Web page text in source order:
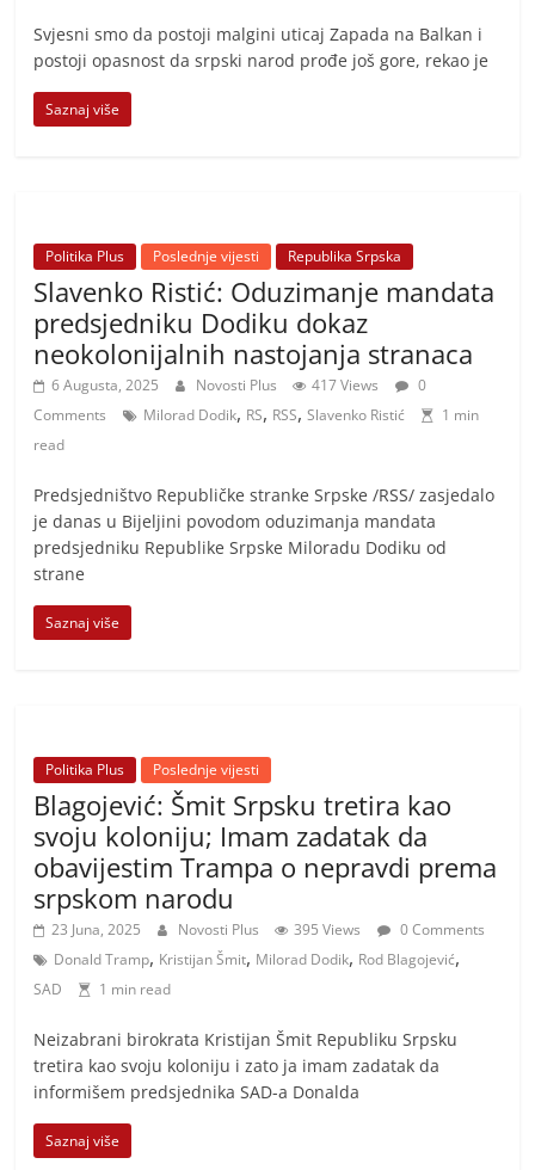
Svjesni smo da postoji malgini uticaj Zapada na Balkan i
postoji opasnost da srpski narod prođe još gore, rekao je
Saznaj više
Politika Plus Poslednje vijesti Republika Srpska
Slavenko Ristić: Oduzimanje mandata
predsjedniku Dodiku dokaz
neokolonijalnih nastojanja stranaca
6 Augusta, 2025 Novosti Plus 417 Views
0
Comments
Milorad Dodik, RS, RSS,Slavenko Ristić
1 min
read
Predsjedništvo Republičke stranke Srpske /RSS/ zasjedalo
je danas u Bijeljini povodom oduzimanja mandata
predsjedniku Republike Srpske Miloradu Dodiku od
strane
Saznaj više
Politika Plus Poslednje vijesti
Blagojević: Šmit Srpsku tretira kao
svoju koloniju; Imam zadatak da
obavijestim Trampa o nepravdi prema
srpskom narodu
23 Juna, 2025 Novosti Plus 395 Views
0 Comments
Donald Tramp, Kristijan Šmit, Milorad Dodik, Rod Blagojević,
SAD 1 min read
Neizabrani birokrata Kristijan Šmit Republiku Srpsku
tretira kao svoju koloniju i zato ja imam zadatak da
informišem predsjednika SAD-a Donalda
Saznaj više